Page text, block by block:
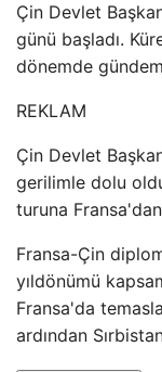
Çin Devlet
günü başladı.
dönemde
REKLAM
Çin Devlet
gerilimle dolu
turuna
Fransa-Çin
yıldönümü
Fransa'da
ardından